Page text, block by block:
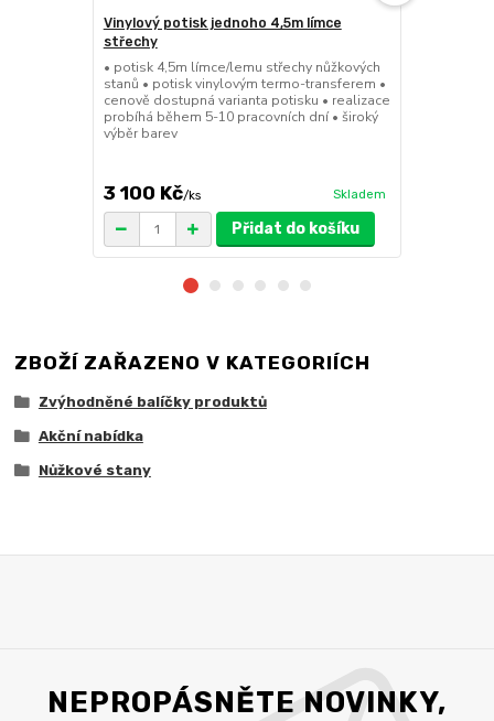
Vinylový potisk jednoho 4,5m límce
střechy
• potisk 4,5m límce/lemu střechy nůžkových
stanů • potisk vinylovým termo-transferem •
cenově dostupná varianta potisku • realizace
probíhá během 5-10 pracovních dní • široký
výběr barev
3 100 Kč/ks Skladem
Přidat do košíku
ZBOŽÍ ZAŘAZENO V KATEGORIÍCH
Zvýhodněné balíčky produktů
Akční nabídka
Nůžkové stany
NEPROPÁSNĚTE NOVINKY,